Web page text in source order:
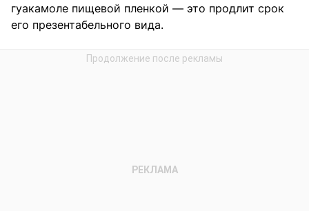
гуакамоле пищевой пленкой — это продлит срок
его презентабельного вида.